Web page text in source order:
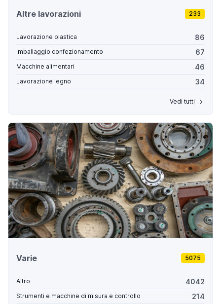
Altre lavorazioni 233
Lavorazione plastica 86
Imballaggio confezionamento 67
Macchine alimentari 46
Lavorazione legno 34
Vedi tutti
Varie 5075
Altro 4042
Strumenti e macchine di misura e controllo 214